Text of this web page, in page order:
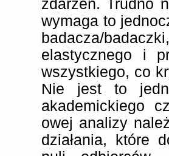
zdarzeń. Trudno
wymaga to
badacza/
elastycznego i
wszystkiego, co
Nie jest to
akademickiego
owej analizy
działania, które